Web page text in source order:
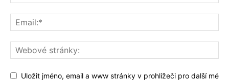
Uložit jméno, email a www stránky v prohlížeči pro další mé